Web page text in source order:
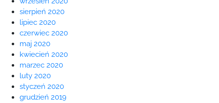
sierpień 2020
lipiec 2020
czerwiec 2020
maj 2020
kwiecień 2020
marzec 2020
luty 2020
styczeń 2020
grudzień 2019